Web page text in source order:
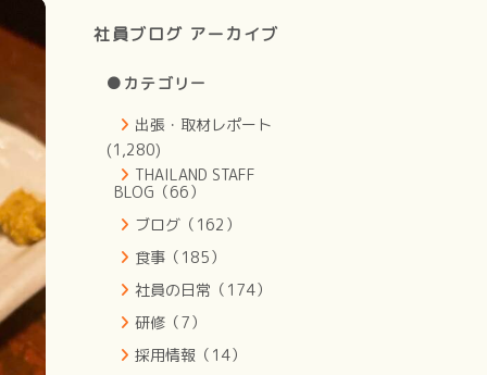
社員ブログ アーカイブ
●カテゴリー
出張・取材レポート
(1,280)
THAILAND STAFF
BLOG（66）
ブログ（162）
食事（185）
社員の日常（174）
研修（7）
採用情報（14）